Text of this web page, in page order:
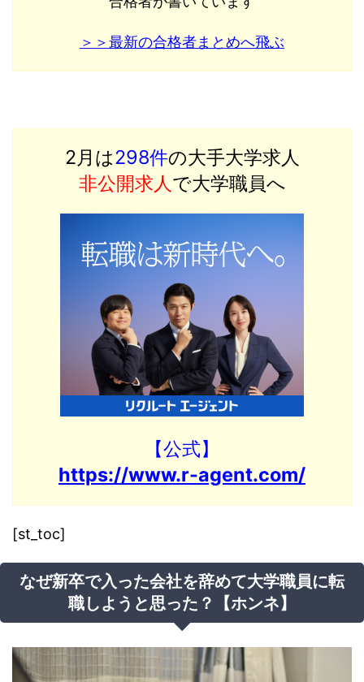
＞＞最新の合格者まとめへ飛ぶ
2月は298件の大手大学求人
非公開求人で大学職員へ
【公式】
https://www.r-agent.com/
[st_toc]
なぜ新卒で入った会社を辞めて大学職員に転
職しようと思った？【ホンネ】